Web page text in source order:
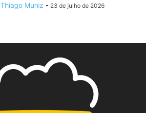
Thiago Muniz - 23 de julho de 2026